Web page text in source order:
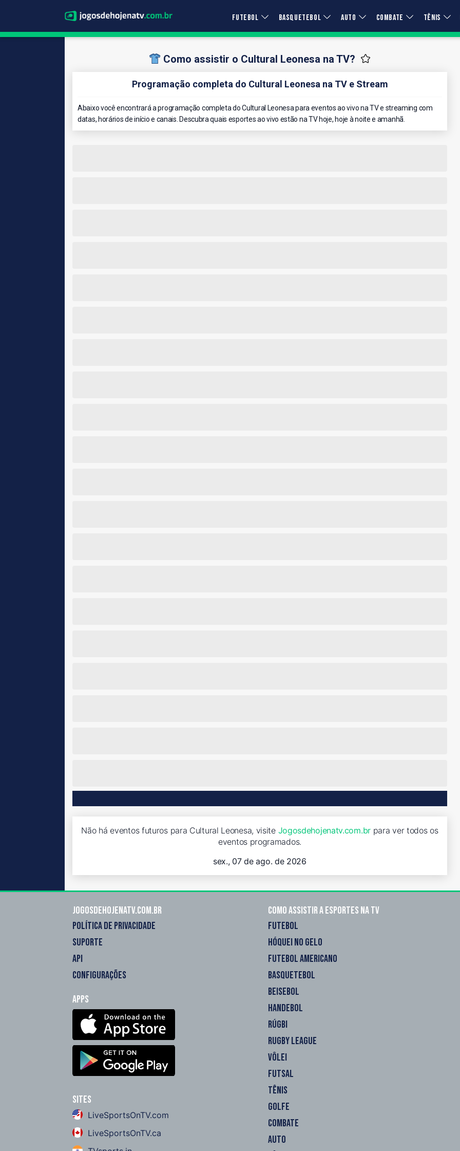
FUTEBOL BASQUETEBOL AUTO COMBATE TÊNIS
Como assistir o Cultural Leonesa na TV?
Programação completa do Cultural Leonesa na TV e Stream
Abaixo você encontrará a programação completa do Cultural Leonesa para eventos ao vivo na TV e streaming com
datas, horários de início e canais. Descubra quais esportes ao vivo estão na TV hoje, hoje à noite e amanhã.
Não há eventos futuros para Cultural Leonesa, visite Jogosdehojenatv.com.brpara ver todos os
eventos programados.
sex., 07 de ago. de 2026
Jogosdehojenatv.com.br
POLÍTICA DE PRIVACIDADE
SUPORTE
API
CONFIGURAÇÕES
Apps
Sites
LiveSportsOnTV.com
LiveSportsOnTV.ca
Como assistir a esportes na TV
FUTEBOL
HÓQUEI NO GELO
FUTEBOL AMERICANO
BASQUETEBOL
BEISEBOL
HANDEBOL
RÚGBI
RUGBY LEAGUE
VÔLEI
FUTSAL
TÊNIS
GOLFE
COMBATE
AUTO